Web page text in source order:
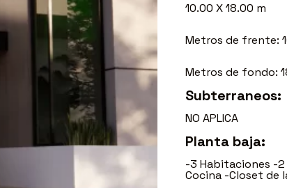
10.00 X 18.00 m
Metros de frente:
Metros de fondo:
Subterraneos:
NO APLICA
Planta baja:
-3 Habitaciones -2
Cocina -Closet de